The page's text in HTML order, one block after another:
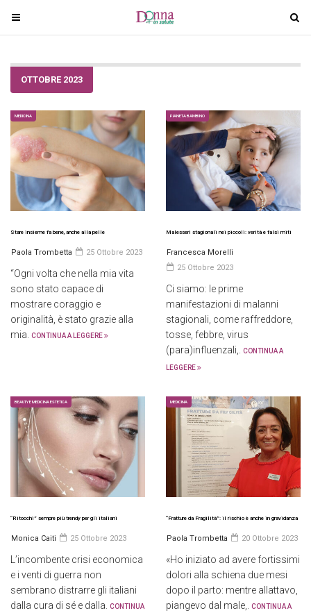
T
o
g
n
a
v
i
g
a
i
o
T
o
g
a
v
i
OTTOBRE 2023
MEDICINA
Stare insieme fa bene, anche alla pelle
Paola Trombetta 25 Ottobre 2023
“Ogni volta che nella mia vita
sono stato capace di
mostrare coraggio e
originalità, è stato grazie alla
mia. CONTINUA A LEGGERE
PIANETA BAMBINO
Malesseri stagionali nei piccoli: verità e falsi miti
Francesca Morelli
25 Ottobre 2023
Ci siamo: le prime
manifestazioni di malanni
stagionali, come raffreddore,
tosse, febbre, virus
(para)influenzali,. CONTINUA A
LEGGERE
BEAUTY E MEDICINA ESTETICA
“Ritocchi” sempre più trendy per gli italiani
Monica Caiti 25 Ottobre 2023
L’incombente crisi economica
e i venti di guerra non
sembrano distrarre gli italiani
dalla cura di sé e dalla. CONTINUA
MEDICINA
“Fratture da Fragilità”: il rischio è anche in gravidanza
Paola Trombetta 20 Ottobre 2023
«Ho iniziato ad avere fortissimi
dolori alla schiena due mesi
dopo il parto: mentre allattavo,
piangevo dal male,. CONTINUA A